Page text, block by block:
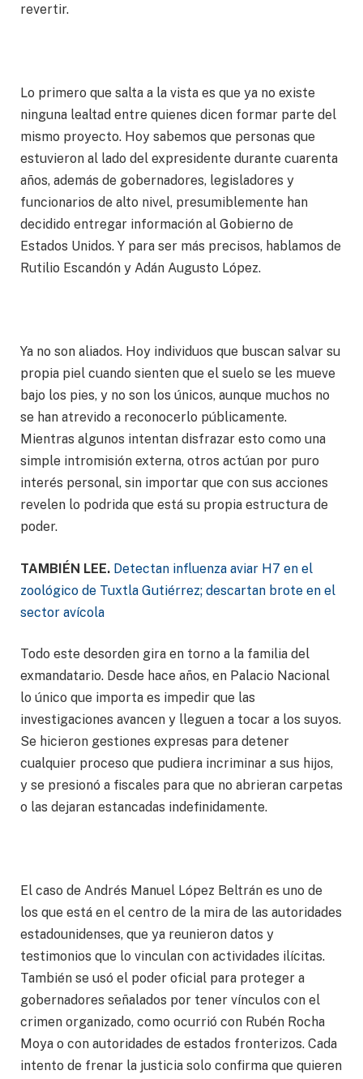
revertir.
Lo primero que salta a la vista es que ya no existe
ninguna lealtad entre quienes dicen formar parte del
mismo proyecto. Hoy sabemos que personas que
estuvieron al lado del expresidente durante cuarenta
años, además de gobernadores, legisladores y
funcionarios de alto nivel, presumiblemente han
decidido entregar información al Gobierno de
Estados Unidos. Y para ser más precisos, hablamos de
Rutilio Escandón y Adán Augusto López.
Ya no son aliados. Hoy individuos que buscan salvar su
propia piel cuando sienten que el suelo se les mueve
bajo los pies, y no son los únicos, aunque muchos no
se han atrevido a reconocerlo públicamente.
Mientras algunos intentan disfrazar esto como una
simple intromisión externa, otros actúan por puro
interés personal, sin importar que con sus acciones
revelen lo podrida que está su propia estructura de
poder.
TAMBIÉN LEE. Detectan influenza aviar H7 en el
zoológico de Tuxtla Gutiérrez; descartan brote en el
sector avícola
Todo este desorden gira en torno a la familia del
exmandatario. Desde hace años, en Palacio Nacional
lo único que importa es impedir que las
investigaciones avancen y lleguen a tocar a los suyos.
Se hicieron gestiones expresas para detener
cualquier proceso que pudiera incriminar a sus hijos,
y se presionó a fiscales para que no abrieran carpetas
o las dejaran estancadas indefinidamente.
El caso de Andrés Manuel López Beltrán es uno de
los que está en el centro de la mira de las autoridades
estadounidenses, que ya reunieron datos y
testimonios que lo vinculan con actividades ilícitas.
También se usó el poder oficial para proteger a
gobernadores señalados por tener vínculos con el
crimen organizado, como ocurrió con Rubén Rocha
Moya o con autoridades de estados fronterizos. Cada
intento de frenar la justicia solo confirma que quieren